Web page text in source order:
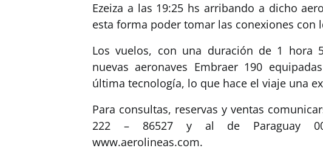
Ezeiza a las 19:25 hs arribando a dicho
esta forma poder tomar las conexiones con
Los vuelos, con una duración de 1 hora
nuevas aeronaves Embraer 190
última tecnología, lo que hace el viaje una
Para consultas, reservas y ventas
222 – 86527 y al de Paraguay
www.aerolineas.com.